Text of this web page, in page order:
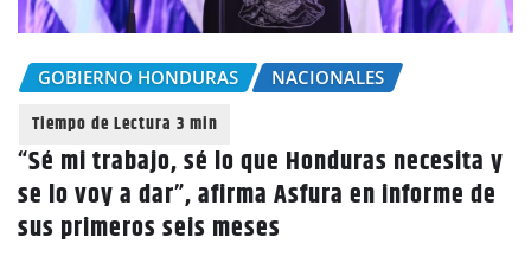
GOBIERNO HONDURAS NACIONALES
“Sé mi trabajo, sé lo que Honduras necesita y
se lo voy a dar”, afirma Asfura en informe de
sus primeros seis meses